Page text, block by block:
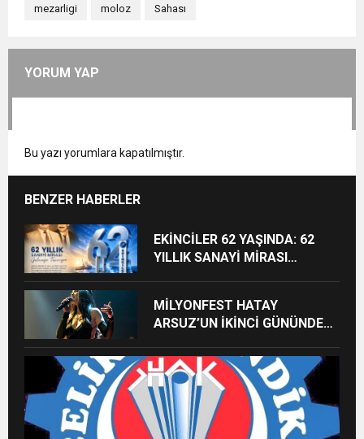
mezarligi moloz Sahası
YORUM YAP
Bu yazı yorumlara kapatılmıştır.
BENZER HABERLER
EKİNCİLER 62 YAŞINDA: 62
YILLIK SANAYİ MİRASI
MİLYONFEST HATAY
ARSUZ’UN İKİNCİ GÜNÜNDE
ALACAK